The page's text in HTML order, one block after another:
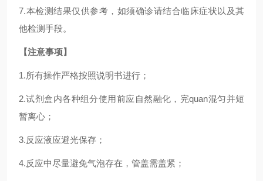
7.本检测结果仅供参考，如须确诊请结合临床症状以及其
他检测手段。
【注意事项】
1.所有操作严格按照说明书进行；
2.试剂盒内各种组分使用前应自然融化，完quan混匀并短
暂离心；
3.反应液应避光保存；
4.反应中尽量避免气泡存在，管盖需盖紧；